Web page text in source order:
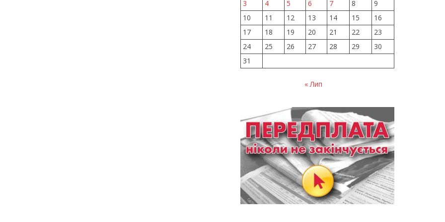
3 4 5 6 7 8
9
10
11 12 13 14 15
16
17
18 19 20 21 22
23
24
25 26 27 28 29
30
31
« Лип